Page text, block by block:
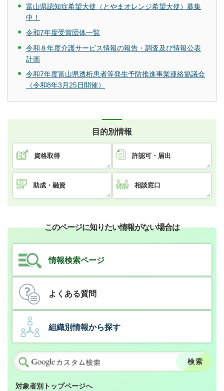
富山県認知症希望大使（とやまオレンジ希望大使）募集
中！
令和7年度受賞団体一覧
令和８年度介護サービス情報の報告・調査及び情報公表
計画
令和7年度富山県透析患者等発生予防推進事業連絡協議会
（令和8年3月25日開催）
目的別情報
資格取得 許認可・届出
助成・融資 相談窓口
このページに知りたい情報がない場合は
情報検索ページ
よくある質問
組織別情報から探す
対象者別トップページへ